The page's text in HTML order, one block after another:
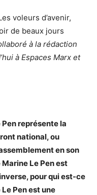
voleurs d’avenir,
de beaux jours
à la rédaction
à Espaces Marx et
représente la
national, ou
en son
Le Pen est
pour qui est-ce
Pen est une